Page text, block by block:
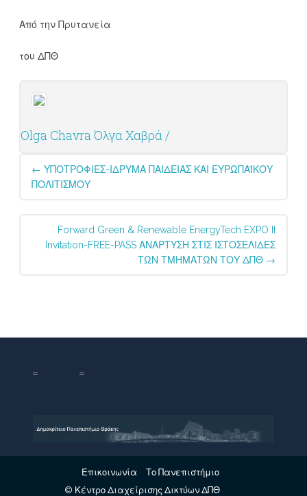
Από την Πρυτανεία
του ΔΠΘ
Olga Chavra Όλγα Χαβρά /
Post
navigation
← ΥΠΟΤΡΟΦΙΕΣ-ΙΔΡΥΜΑ ΠΑΙΔΕΙΑΣ ΚΑΙ ΕΥΡΩΠΑΪΚΟΥ
ΠΟΛΙΤΙΣΜΟΥ
Forward Green & Renewable EnergyTech EXPO II
Invitation-FREE-PASS ΑΝΑΡΤΥΣΗ ΣΤΙΣ ΙΣΤΟΣΕΛΙΔΕΣ
ΤΩΝ ΤΜΗΜΑΤΩΝ ΤΟΥ ΔΠΘ →
Επικοινωνία
Το Πανεπιστήμιο
© Κέντρο Διαχείρισης Δικτύων ΔΠΘ